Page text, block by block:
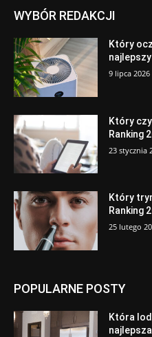
WYBÓR REDAKCJI
Który
9 lipca 2026
Który
Ranking
23 stycznia
Który
Ranking
25 lutego
POPULARNE POSTY
Która